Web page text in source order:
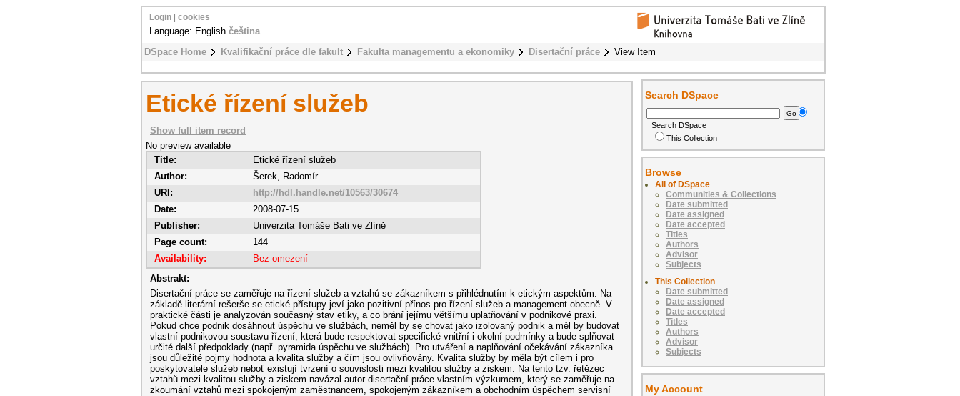
DSpace Home Kvalifikační práce dle fakult Fakulta managementu a ekonomiky Disertační práce View Item
Login cookies
Language: English čeština
Etické řízení služeb
Show full item record
No preview available
Title:
Etické řízení služeb
Author:
Šerek, Radomír
URI:
http://hdl.handle.net/10563/30674
Date:
2008-07-15
Publisher:
Univerzita Tomáše Bati ve Zlíně
Page count:
144
Availability:
Bez omezení
Abstrakt:
Disertační práce se zaměřuje na řízení služeb a vztahů se zákazníkem s přihlédnutím k etickým aspektům. Na
základě literární rešerše se etické přístupy jeví jako pozitivní přínos pro řízení služeb a management obecně. V
praktické části je analyzován současný stav etiky, a co brání jejímu většímu uplatňování v podnikové praxi.
Pokud chce podnik dosáhnout úspěchu ve službách, neměl by se chovat jako izolovaný podnik a měl by budovat
vlastní podnikovou soustavu řízení, která bude respektovat specifické vnitřní i okolní podmínky a bude splňovat
určité další předpoklady (např. pyramida úspěchu ve službách). Pro utváření a naplňování očekávání zákazníka
jsou důležité pojmy hodnota a kvalita služby a čím jsou ovlivňovány. Kvalita služby by měla být cílem i pro
poskytovatele služeb neboť existují tvrzení o souvislosti mezi kvalitou služby a ziskem. Na tento tzv. řetězec
vztahů mezi kvalitou služby a ziskem navázal autor disertační práce vlastním výzkumem, který se zaměřuje na
zkoumání vztahů mezi spokojeným zaměstnancem, spokojeným zákazníkem a obchodním úspěchem servisní
Search DSpace
Search DSpace
This Collection
Browse
All of DSpace
Communities & Collections
Date submitted
Date assigned
Date accepted
Titles
Authors
Advisor
Subjects
This Collection
Date submitted
Date assigned
Date accepted
Titles
Authors
Advisor
Subjects
My Account